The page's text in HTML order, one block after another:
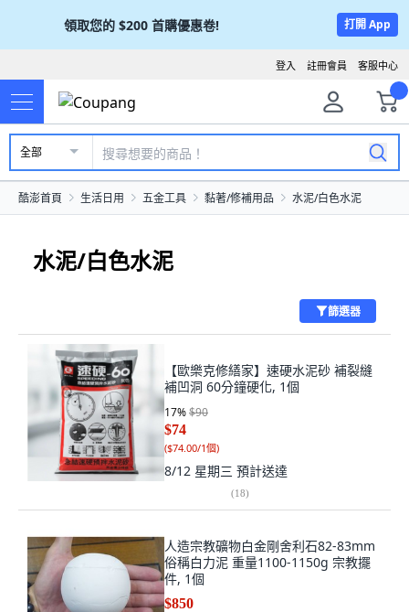
領取您的 $200 首購優惠卷! 打開 App
客服中心
註冊會員
登入
全部
酷澎首頁 生活日用 五金工具 黏著/修補用品 水泥/白色水泥
水泥/白色水泥
篩選器
【歐樂克修繕家】速硬水泥砂 補裂縫
補凹洞 60分鐘硬化, 1個
17%$90
$74
($74.00/1個)
8/12 星期三 預計送達
(18)
人造宗教礦物白金剛舍利石82-83mm
俗稱白力泥 重量1100-1150g 宗教擺
件, 1個
$850